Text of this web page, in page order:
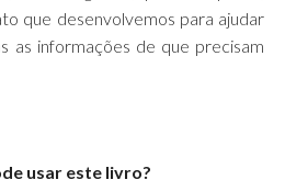
que desenvolvemos para ajudar
as informações de que precisam
usar este livro?